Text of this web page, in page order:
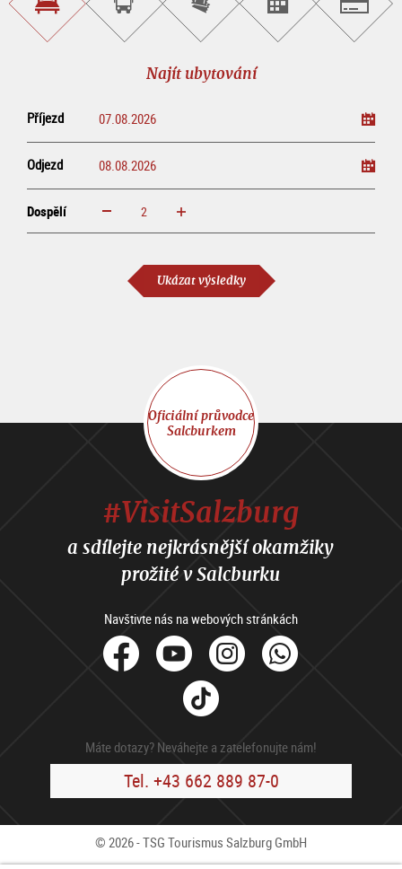
Najít
ubytování
Objednat
okružní
Zakoupit
vstupenky
on-
Najít
pořad/akci
Najít ubytování
Příjezd
Odjezd
Dospělí increase reduce
Ukázat výsledky
Oficiální průvodce
Salcburkem
#VisitSalzburg
a sdílejte nejkrásnější okamžiky
prožité v Salcburku
Navštivte nás na webových stránkách
facebook
YoutubeInstagram
Tik
Tok
Máte dotazy? Neváhejte a zatelefonujte nám!
Tel. +43 662 889 87-0
© 2026 - TSG Tourismus Salzburg GmbH